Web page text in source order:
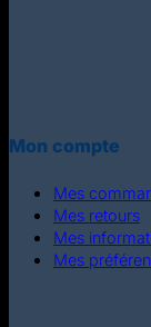
Mon compte
Mes
Mes retours
Mes
Mes